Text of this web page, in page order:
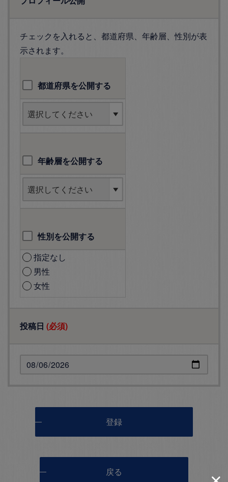
チェックを入れると、都道府県、年齢層、性別が表
示されます。
都道府県を公開する
年齢層を公開する
性別を公開する
指定なし
男性
女性
投稿日 (必須)
登録
戻る